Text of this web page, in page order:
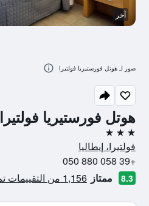
هوتل فورستيريا فولتيرا
3 نجوم
فولتيرا، إيطاليا
+39 058 880 050
8.3 ممتاز 1,156 من التقييمات تم التحقق منها
آخر
صور لـ هوتل فورستيريا فولتيرا